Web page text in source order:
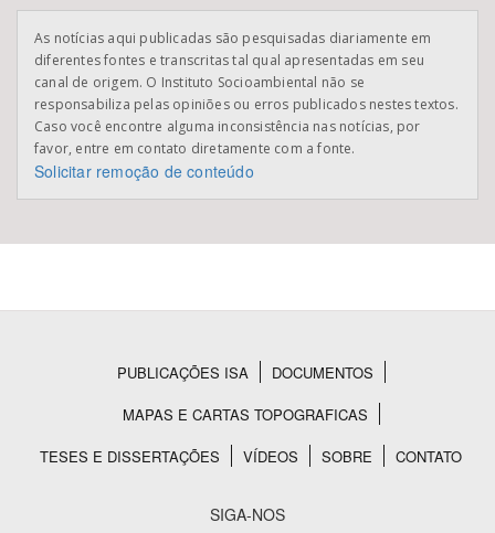
As notícias aqui publicadas são pesquisadas diariamente em
diferentes fontes e transcritas tal qual apresentadas em seu
canal de origem. O Instituto Socioambiental não se
responsabiliza pelas opiniões ou erros publicados nestes textos.
Caso você encontre alguma inconsistência nas notícias, por
favor, entre em contato diretamente com a fonte.
Solicitar remoção de conteúdo
Rodapé
PUBLICAÇÕES ISA
DOCUMENTOS
MAPAS E CARTAS TOPOGRAFICAS
TESES E DISSERTAÇÕES
VÍDEOS SOBRE CONTATO
SIGA-NOS